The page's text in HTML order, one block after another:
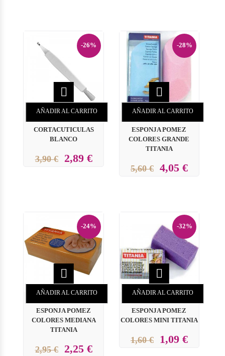
-26%

AÑADIR AL CARRITO
CORTACUTICULAS
BLANCO
3,90 € 2,89 €
-28%

AÑADIR AL CARRITO
ESPONJA POMEZ
COLORES GRANDE
TITANIA
5,60 € 4,05 €
-24%

AÑADIR AL CARRITO
ESPONJA POMEZ
COLORES MEDIANA
TITANIA
2,95 € 2,25 €
-32%

AÑADIR AL CARRITO
ESPONJA POMEZ
COLORES MINI TITANIA
1,60 € 1,09 €